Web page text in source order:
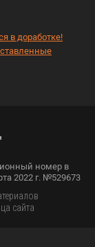
в доработке!
номер в
2022 г. №529673
сайта